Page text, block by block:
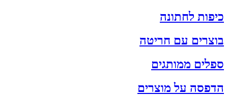
כיפות לחתונה
בוצרים עם חריטה
ספלים ממותגים
הדפסה על מוצרים